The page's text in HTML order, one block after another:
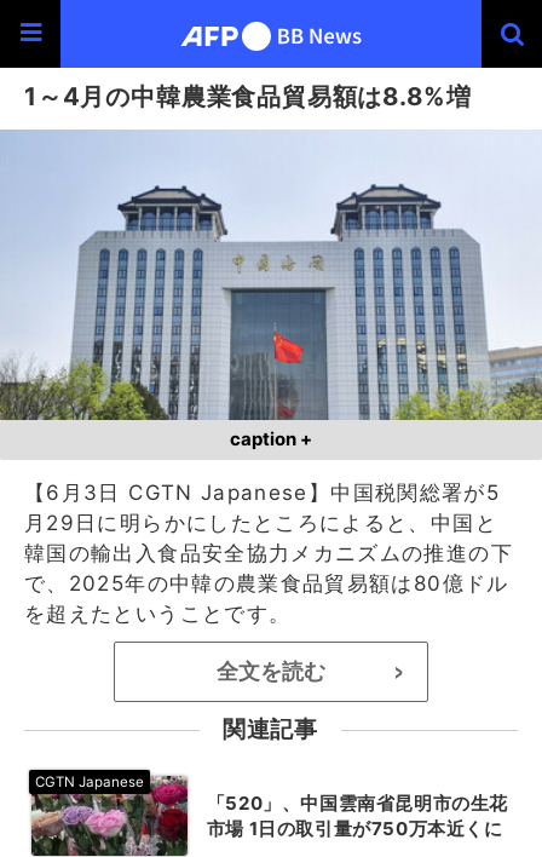
1～4月の中韓農業食品貿易額は8.8%増
caption +
【6月3日 CGTN Japanese】中国税関総署が5
月29日に明らかにしたところによると、中国と
韓国の輸出入食品安全協力メカニズムの推進の下
で、2025年の中韓の農業食品貿易額は80億ドル
を超えたということです。
全文を読む >
関連記事
「520」、中国雲南省昆明市の生花
市場 1日の取引量が750万本近くに